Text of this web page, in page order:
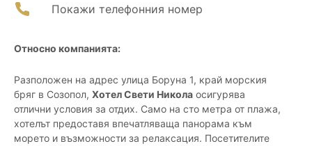
Покажи телефонния номер
Относно компанията:
Разположен на адрес улица Боруна 1, край морския
бряг в Созопол, Хотел Свети Никола осигурява
отлични условия за отдих. Само на сто метра от плажа,
хотелът предоставя впечатляваща панорама към
морето и възможности за релаксация. Посетителите